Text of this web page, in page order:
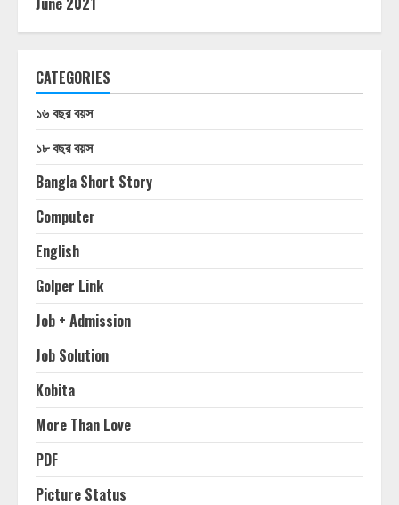
CATEGORIES
১৬ বছর বয়স
১৮ বছর বয়স
Bangla Short Story
Computer
English
Golper Link
Job + Admission
Job Solution
Kobita
More Than Love
PDF
Picture Status